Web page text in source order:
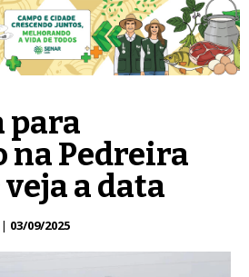
para
na Pedreira
a data
| 03/09/2025